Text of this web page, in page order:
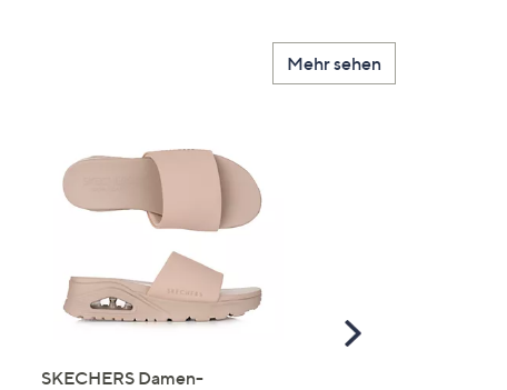
Mehr sehen
SKECHERS Damen-
Scroll